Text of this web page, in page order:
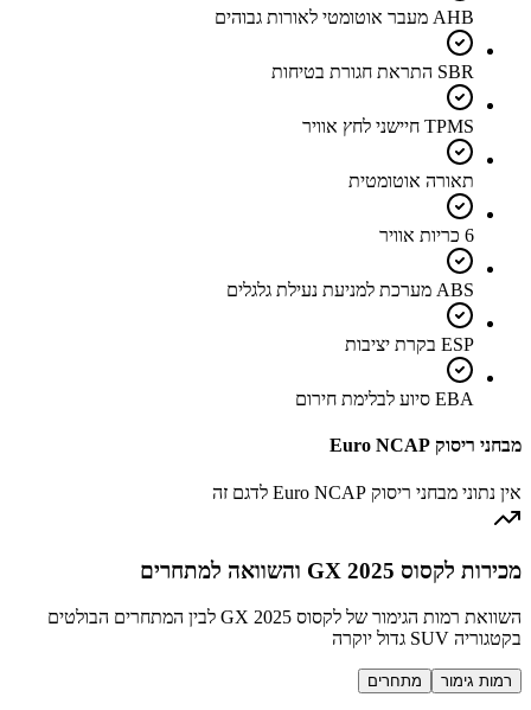
AHB מעבר אוטומטי לאורות גבוהים
SBR התראת חגורת בטיחות
TPMS חיישני לחץ אוויר
תאורה אוטומטית
6 כריות אוויר
ABS מערכת למניעת נעילת גלגלים
ESP בקרת יציבות
EBA סיוע לבלימת חירום
מבחני ריסוק Euro NCAP
אין נתוני מבחני ריסוק Euro NCAP לדגם זה
מכירות לקסוס GX 2025 והשוואה למתחרים
השוואת רמות הגימור של לקסוס GX 2025 לבין המתחרים הבולטים
בקטגוריה SUV גדול יוקרה
רמות גימור מתחרים